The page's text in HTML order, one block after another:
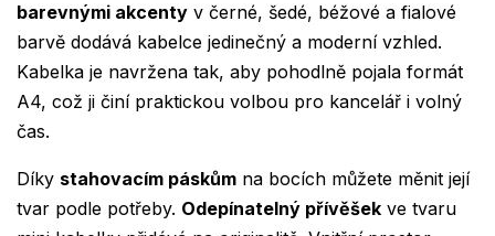
barevnými akcenty v černé, šedé, béžové a fialové
barvě dodává kabelce jedinečný a moderní vzhled.
Kabelka je navržena tak, aby pohodlně pojala formát
A4, což ji činí praktickou volbou pro kancelář i volný
čas.
Díky stahovacím páskům na bocích můžete měnit její
tvar podle potřeby. Odepínatelný přívěšek ve tvaru